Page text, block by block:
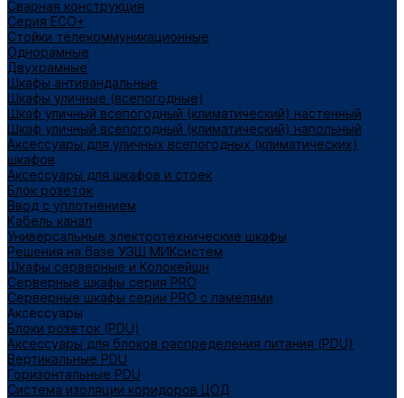
Сварная конструкция
Серия ECO+
Стойки телекоммуникационные
Однорамные
Двухрамные
Шкафы антивандальные
Шкафы уличные (всепогодные)
Шкаф уличный всепогодный (климатический) настенный
Шкаф уличный всепогодный (климатический) напольный
Аксессуары для уличных всепогодных (климатических)
шкафов
Аксессуары для шкафов и стоек
Блок розеток
Ввод с уплотнением
Кабель канал
Универсальные электротехнические шкафы
Решения на базе УЭШ МИКсистем
Шкафы серверные и Колокейшн
Серверные шкафы серия PRO
Серверные шкафы серии PRO с ламелями
Аксессуары
Блоки розеток (PDU)
Аксессуары для блоков распределения питания (PDU)
Вертикальные PDU
Горизонтальные PDU
Система изоляции коридоров ЦОД